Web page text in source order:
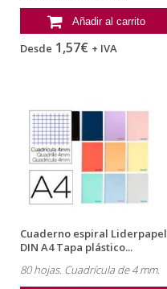
Añadir al carrito
Desde 1,57€ + IVA
Cuaderno espiral Liderpapel
DIN A4 Tapa plástico...
80 hojas. Cuadrícula de 4 mm.